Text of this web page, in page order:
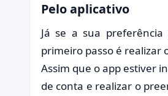
Pelo aplicativo
Já se a sua
primeiro passo é realizar
Assim que o app estiver
de conta e realizar o